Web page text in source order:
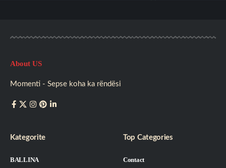
About US
Momenti - Sepse koha ka rëndësi
Kategorite
BALLINA
Top Categories
Contact